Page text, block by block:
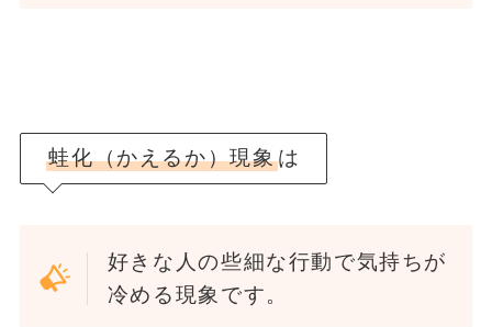
蛙化（かえるか）現象は
好きな人の些細な行動で気持ちが
冷める現象です。